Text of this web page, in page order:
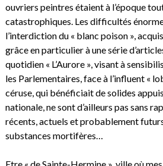
ouvriers peintres étaient à l’époque
catastrophiques. Les difficultés
l’interdiction du « blanc poison »,
grâce en particulier à une série
quotidien « L’Aurore », visant à
les Parlementaires, face à l’influent «
céruse, qui bénéficiait de solides
nationale, ne sont d’ailleurs pas sans
récents, actuels et probablement
substances mortifères…
Etre « de Sainte-Hermine », ville où